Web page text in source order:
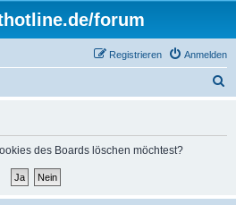
forum
Anmelden
Registrieren
des Boards löschen möchtest?